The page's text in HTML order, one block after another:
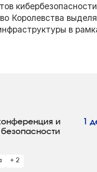
Королевства
в
и
1
+ 2